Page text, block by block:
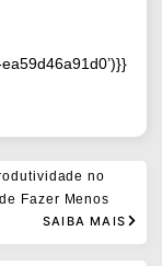
no
Fazer Menos
SAIBA MAIS